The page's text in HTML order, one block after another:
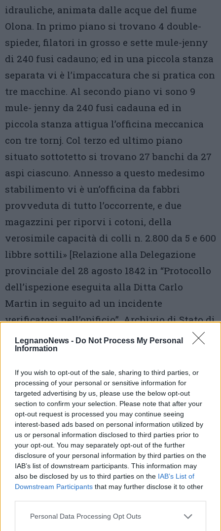
LegnanoNews - Do Not Process My Personal
Information
If you wish to opt-out of the sale, sharing to third parties, or
processing of your personal or sensitive information for
targeted advertising by us, please use the below opt-out
section to confirm your selection. Please note that after your
opt-out request is processed you may continue seeing
interest-based ads based on personal information utilized by
us or personal information disclosed to third parties prior to
your opt-out. You may separately opt-out of the further
disclosure of your personal information by third parties on the
IAB’s list of downstream participants. This information may
also be disclosed by us to third parties on the IAB’s List of
Downstream Participants that may further disclose it to other
Personal Data Processing Opt Outs
idrauliche, animata dalle acque del fiume
Olona. In primo piano si trovano 4 double-
spieder, filatori in grosso e sette mule-jenny
di 240 fusi cadauno; ed in una piccola stanza
separata vi è l’impaccatura che si pratica con
tre macchine. Al secondo piano vi sono 9
mule- jenny da 240 fusi cadauna ed in
piccola stanza attigua l’officina meccanica
con tre tornj. Col terzo ed ultimo piano
situato sottotetto si trovano 27 banchi da 27
aspi ciascuno. Annesso a questo medesimo
stabilimento vi è un’officina da fabbri
provveduta di tutto l’occorrente, e due
magazzini per riporvi i cotoni, della
verosimile capacità di colli n. 2.800 da 5 e 600
libbre sottili» [Relazione alla Delegazione
provinciale del 28 agosto 1842 in “Protocollo
dell’ispezione eseguita alla Ditta Carlo
Martin in seguito ad un incidente
verificatosi nell’opificio”, Archivio di Stato di
Milano, Commercio, p.m., cart. 139].
stabilimento denota già un passo avanti, per
quanto
attiene larazionalizzazione degli spazi e
delle fasi lavorative, rispetto al primo. Va
notata poi la presenza dell’officina per le
riparazioni (che dagli anni ’40 diventa una
costante negli opifici di una certa
dimensione) e del magazzino. La carenza di
materia prima negli stessi ambienti di